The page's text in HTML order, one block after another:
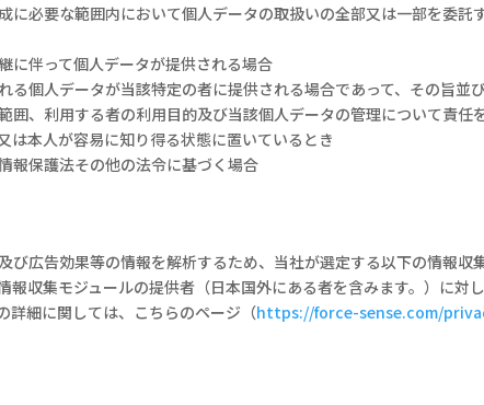
に必要な範囲内において個人データの取扱いの全部又は一部を委託
に伴って個人データが提供される場合
る個人データが当該特定の者に提供される場合であって、その旨並
囲、利用する者の利用目的及び当該個人データの管理について責任
は本人が容易に知り得る状態に置いているとき
報保護法その他の法令に基づく場合
び広告効果等の情報を解析するため、当社が選定する以下の情報収
報収集モジュールの提供者（日本国外にある者を含みます。）に対
詳細に関しては、こちらのページ（https://force-sense.com/